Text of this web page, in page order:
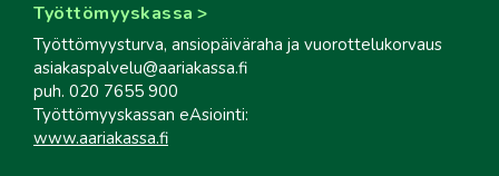
Työttömyyskassa
Työttömyysturva, ansiopäiväraha ja vuorottelukorvaus
asiakaspalvelu@aariakassa.fi
puh. 020 7655 900
Työttömyyskassan eAsiointi:
www.aariakassa.fi